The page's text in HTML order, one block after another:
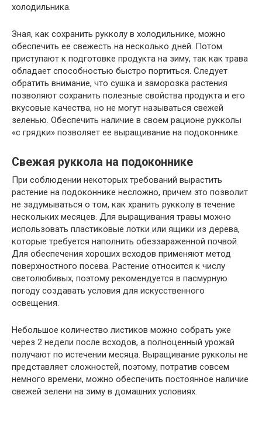
холодильника.
Зная, как сохранить рукколу в холодильнике, можно
обеспечить ее свежесть на несколько дней. Потом
приступают к подготовке продукта на зиму, так как трава
обладает способностью быстро портиться. Следует
обратить внимание, что сушка и заморозка растения
позволяют сохранить полезные свойства продукта и его
вкусовые качества, но не могут называться свежей
зеленью. Обеспечить наличие в своем рационе рукколы
«с грядки» позволяет ее выращивание на подоконнике.
Свежая руккола на подоконнике
При соблюдении некоторых требований вырастить
растение на подоконнике несложно, причем это позволит
не задумываться о том, как хранить рукколу в течение
нескольких месяцев. Для выращивания травы можно
использовать пластиковые лотки или ящики из дерева,
которые требуется наполнить обеззараженной почвой.
Для обеспечения хороших всходов применяют метод
поверхностного посева. Растение относится к числу
светолюбивых, поэтому рекомендуется в пасмурную
погоду создавать условия для искусственного
освещения.
Небольшое количество листиков можно собрать уже
через 2 недели после всходов, а полноценный урожай
получают по истечении месяца. Выращивание рукколы не
представляет сложностей, поэтому, потратив совсем
немного времени, можно обеспечить постоянное наличие
свежей зелени на зиму в домашних условиях.